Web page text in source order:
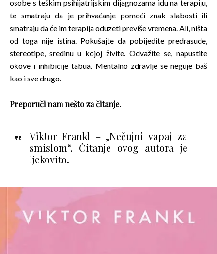
osobe s teškim psihijatrijskim dijagnozama idu na terapiju,
te smatraju da je prihvaćanje pomoći znak slabosti ili
smatraju da će im terapija oduzeti previše vremena. Ali, ništa
od toga nije istina. Pokušajte da pobijedite predrasude,
stereotipe, sredinu u kojoj živite. Odvažite se, napustite
okove i inhibicije tabua. Mentalno zdravlje se neguje baš
kao i sve drugo.
Preporuči nam nešto za čitanje.
Viktor Frankl – „Nečujni vapaj za
smislom“. Čitanje ovog autora je
ljekovito.